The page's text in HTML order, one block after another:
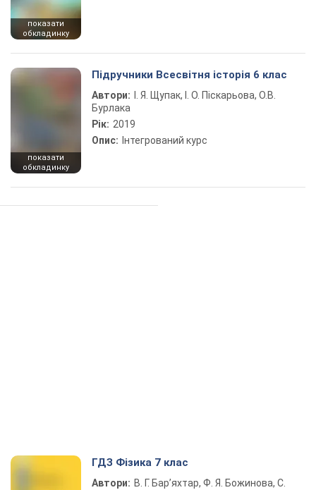
показати
обкладинку
показати
обкладинку
Підручники Всесвітня історія 6 клас
Автори:
І. Я. Щупак, І. О. Піскарьова, О.В.
Бурлака
Рік: 2019
Опис: Інтегрований курс
ГДЗ Фізика 7 клас
Автори: В. Г. Бар’яхтар, Ф. Я. Божинова, С.